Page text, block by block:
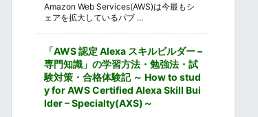
Amazon Web Services(AWS)は今最もシ
ェアを拡大しているパブ ...
「AWS 認定 Alexa スキルビルダー –
専門知識」の学習方法・勉強法・試
験対策・合格体験記 ～ How to stud
y for AWS Certified Alexa Skill Bui
lder – Specialty(AXS)～